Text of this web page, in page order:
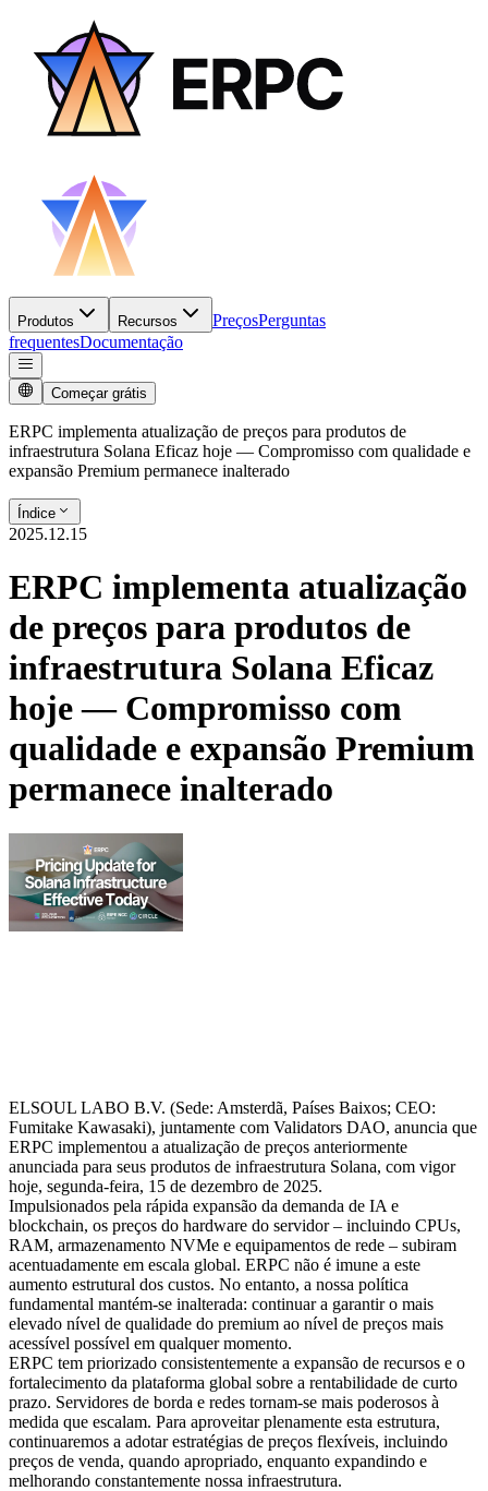
Produtos Recursos PreçosPerguntas
frequentesDocumentação
Começar grátis
ERPC implementa atualização de preços para produtos de
infraestrutura Solana Eficaz hoje — Compromisso com qualidade e
expansão Premium permanece inalterado
Índice
2025.12.15
ERPC implementa atualização
de preços para produtos de
infraestrutura Solana Eficaz
hoje — Compromisso com
qualidade e expansão Premium
permanece inalterado
ELSOUL LABO B.V. (Sede: Amsterdã, Países Baixos; CEO:
Fumitake Kawasaki), juntamente com Validators DAO, anuncia que
ERPC implementou a atualização de preços anteriormente
anunciada para seus produtos de infraestrutura Solana, com vigor
hoje, segunda-feira, 15 de dezembro de 2025.
Impulsionados pela rápida expansão da demanda de IA e
blockchain, os preços do hardware do servidor – incluindo CPUs,
RAM, armazenamento NVMe e equipamentos de rede – subiram
acentuadamente em escala global. ERPC não é imune a este
aumento estrutural dos custos. No entanto, a nossa política
fundamental mantém-se inalterada: continuar a garantir o mais
elevado nível de qualidade do premium ao nível de preços mais
acessível possível em qualquer momento.
ERPC tem priorizado consistentemente a expansão de recursos e o
fortalecimento da plataforma global sobre a rentabilidade de curto
prazo. Servidores de borda e redes tornam-se mais poderosos à
medida que escalam. Para aproveitar plenamente esta estrutura,
continuaremos a adotar estratégias de preços flexíveis, incluindo
preços de venda, quando apropriado, enquanto expandindo e
melhorando constantemente nossa infraestrutura.